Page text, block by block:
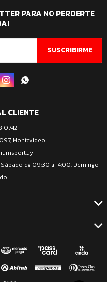
CLIENTE
0742
Montevideo
de 09:30 a 14:00. Domingo
PARA NO PERDERTE
SUSCRIBIRME
 